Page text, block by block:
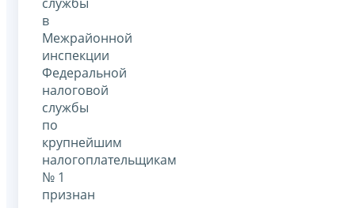
в
Межрайонной
инспекции
Федеральной
налоговой
службы
по
крупнейшим
налогоплательщикам
№ 1
признан